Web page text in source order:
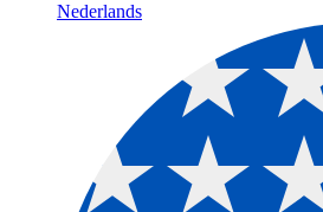
Nederlands